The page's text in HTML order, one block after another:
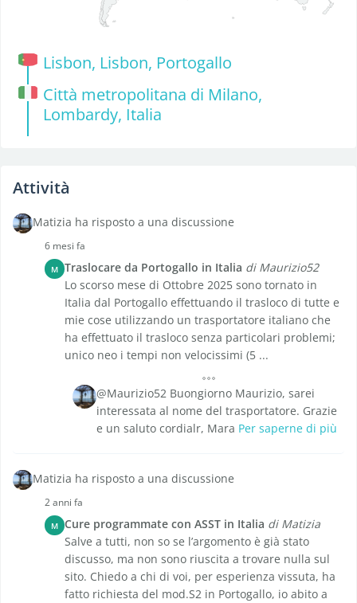
Lisbon, Lisbon, Portogallo
Città metropolitana di Milano,
Lombardy, Italia
Attività
Matizia ha risposto a una discussione
6 mesi fa
M Traslocare da Portogallo in Italia di Maurizio52
Lo scorso mese di Ottobre 2025 sono tornato in
Italia dal Portogallo effettuando il trasloco di tutte e
mie cose utilizzando un trasportatore italiano che
ha effettuato il trasloco senza particolari problemi;
unico neo i tempi non velocissimi (5 ...
@Maurizio52 Buongiorno Maurizio, sarei
interessata al nome del trasportatore. Grazie
e un saluto cordialr, Mara Per saperne di più
Matizia ha risposto a una discussione
2 anni fa
M Cure programmate con ASST in Italia di Matizia
Salve a tutti, non so se l’argomento è già stato
discusso, ma non sono riuscita a trovare nulla sul
sito. Chiedo a chi di voi, per esperienza vissuta, ha
fatto richiesta del mod.S2 in Portogallo, io abito a